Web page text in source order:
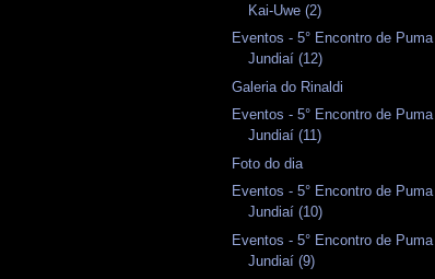
Kai-Uwe (2)
Eventos - 5° Encontro de Puma
Jundiaí (12)
Galeria do Rinaldi
Eventos - 5° Encontro de Puma
Jundiaí (11)
Foto do dia
Eventos - 5° Encontro de Puma
Jundiaí (10)
Eventos - 5° Encontro de Puma
Jundiaí (9)